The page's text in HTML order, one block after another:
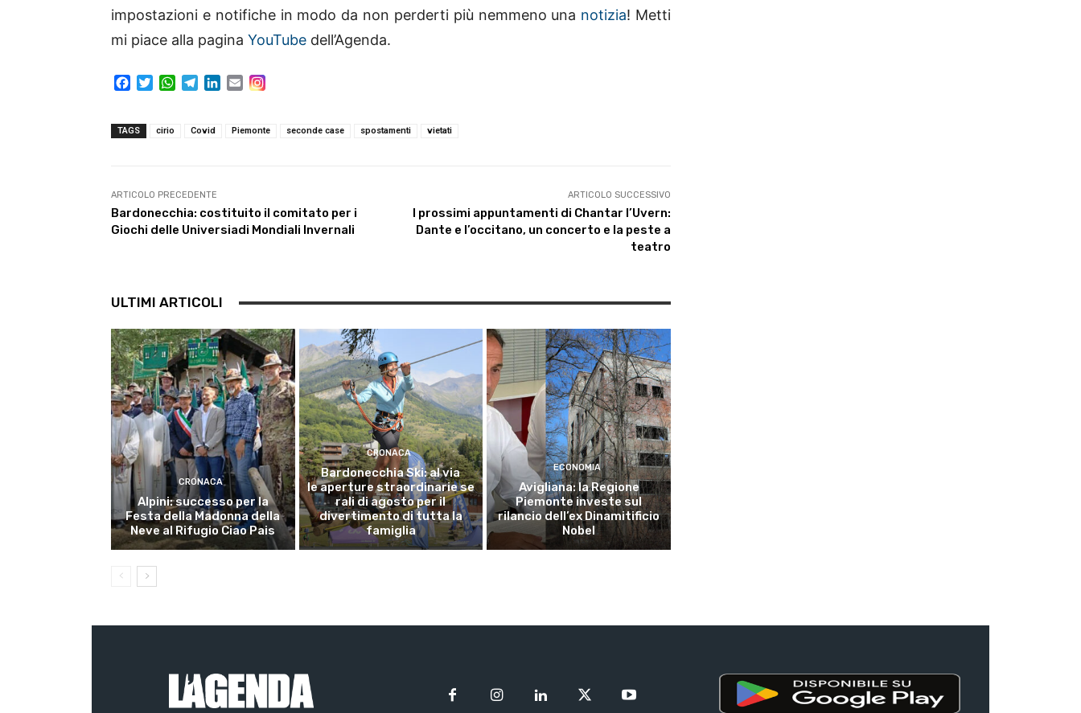
impostazioni e notifiche in modo da non perderti più nemmeno una notizia! Metti
mi piace alla pagina YouTube dell’Agenda.
e
k
t
W
p
e
m
E
i
TAGS cirio Covid Piemonte seconde case spostamenti vietati
ARTICOLO PRECEDENTE
Bardonecchia: costituito il comitato per i
Giochi delle Universiadi Mondiali Invernali
ARTICOLO SUCCESSIVO
I prossimi appuntamenti di Chantar l’Uvern:
Dante e l’occitano, un concerto e la peste a
teatro
ULTIMI ARTICOLI
CRONACA
Alpini: successo per la
Festa della Madonna della
Neve al Rifugio Ciao Pais
CRONACA
Bardonecchia Ski: al via
le aperture straordinarie se
rali di agosto per il
divertimento di tutta la
famiglia
ECONOMIA
Avigliana: la Regione
Piemonte investe sul
rilancio dell’ex Dinamitificio
Nobel